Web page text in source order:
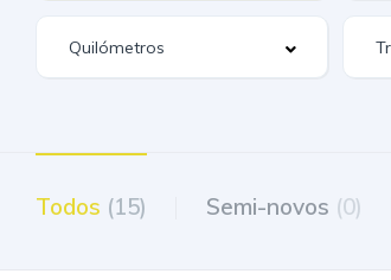
Todos (15) Semi-novos (0)